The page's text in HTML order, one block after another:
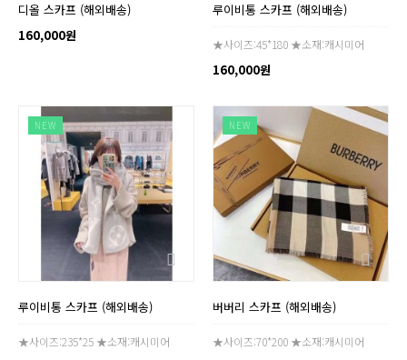
디올 스카프 (해외배송)
160,000원
루이비통 스카프 (해외배송)
★사이즈:45*180 ★소재:캐시미어
160,000원
NEW
루이비통 스카프 (해외배송)
★사이즈:235*25 ★소재:캐시미어
NEW
버버리 스카프 (해외배송)
★사이즈:70*200 ★소재:캐시미어